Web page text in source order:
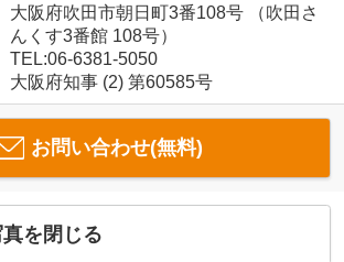
大阪府吹田市朝日町3番108号 （吹田さ
んくす3番館 108号）
TEL:06-6381-5050
大阪府知事 (2) 第60585号
お問い合わせ(無料)
を閉じる